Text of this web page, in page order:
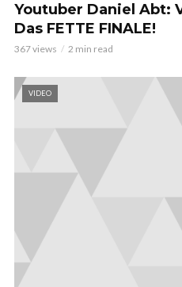
Youtuber Daniel Abt:
Das FETTE FINALE!
367 views 2 min read
VIDEO